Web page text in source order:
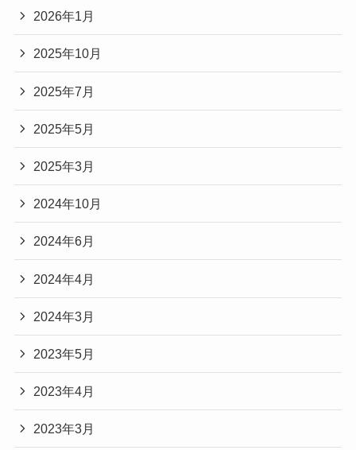
2026年1月
2025年10月
2025年7月
2025年5月
2025年3月
2024年10月
2024年6月
2024年4月
2024年3月
2023年5月
2023年4月
2023年3月